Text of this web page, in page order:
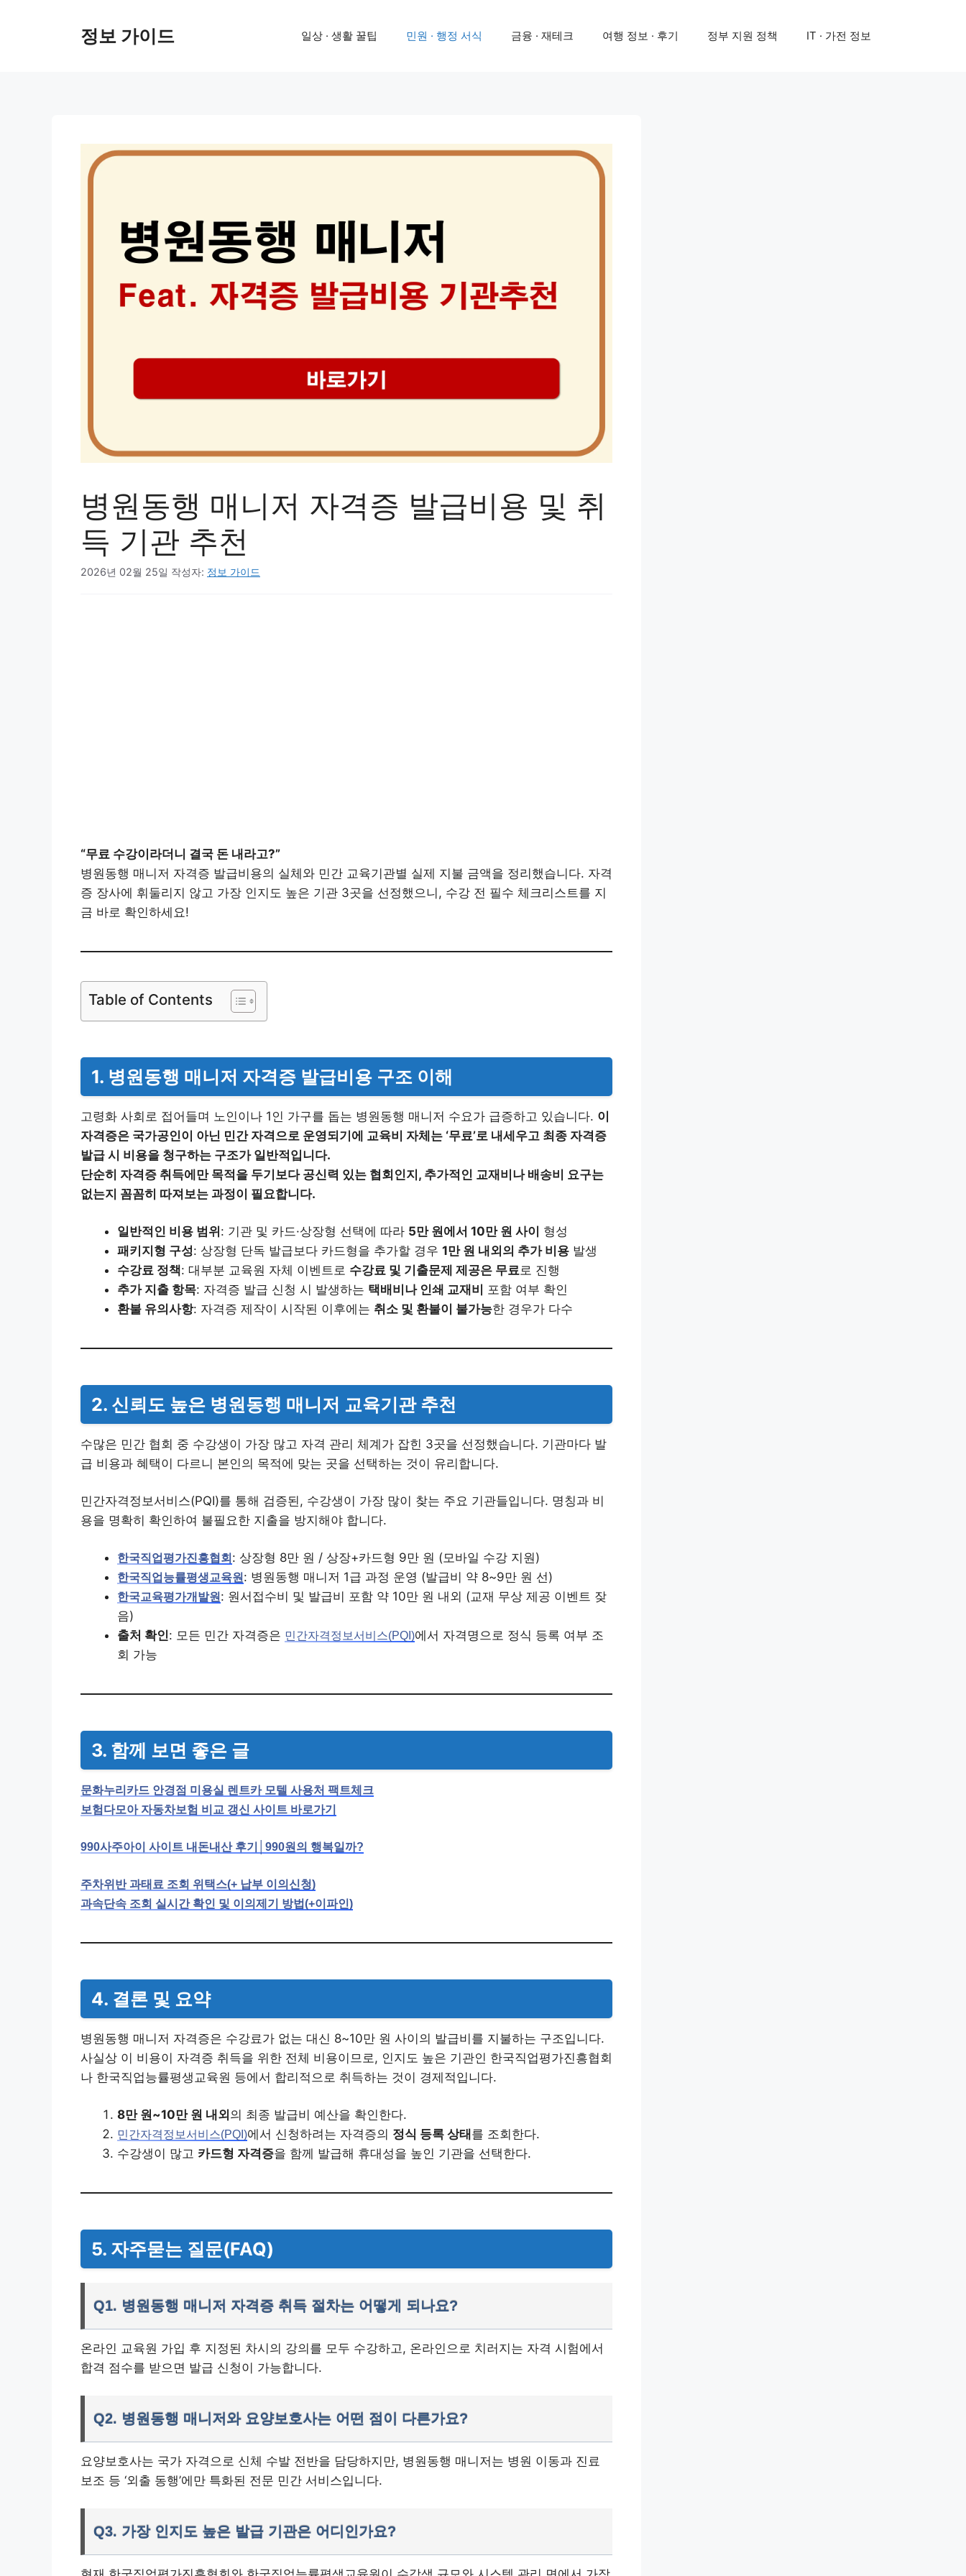
정보 가이드 일상 · 생활 꿀팁 민원 · 행정 서식 금융 · 재테크 여행 정보 · 후기 정부 지원 정책 IT · 가전 정보
병원동행 매니저 자격증 발급비용 및 취
득 기관 추천
2026년 02월 25일 작성자: 정보 가이드
“무료 수강이라더니 결국 돈 내라고?”
병원동행 매니저 자격증 발급비용의 실체와 민간 교육기관별 실제 지불 금액을 정리했습니다. 자격
증 장사에 휘둘리지 않고 가장 인지도 높은 기관 3곳을 선정했으니, 수강 전 필수 체크리스트를 지
금 바로 확인하세요!
Table of Contents
1. 병원동행 매니저 자격증 발급비용 구조 이해
고령화 사회로 접어들며 노인이나 1인 가구를 돕는 병원동행 매니저 수요가 급증하고 있습니다. 이
자격증은 국가공인이 아닌 민간 자격으로 운영되기에 교육비 자체는 ‘무료’로 내세우고 최종 자격증
발급 시 비용을 청구하는 구조가 일반적입니다.
단순히 자격증 취득에만 목적을 두기보다 공신력 있는 협회인지, 추가적인 교재비나 배송비 요구는
없는지 꼼꼼히 따져보는 과정이 필요합니다.
일반적인 비용 범위 : 기관 및 카드·상장형 선택에 따라 5만 원에서 10만 원 사이
형성
패키지형 구성: 상장형 단독 발급보다 카드형을 추가할 경우 1만 원 내외의 추가 비용 발생
수강료 정책: 대부분 교육원 자체 이벤트로 수강료 및 기출문제 제공은 무료로 진행
추가 지출 항목: 자격증 발급 신청 시 발생하는 택배비나 인쇄 교재비
포함 여부 확인
환불 유의사항: 자격증 제작이 시작된 이후에는 취소 및 환불이 불가능한 경우가 다수
2. 신뢰도 높은 병원동행 매니저 교육기관 추천
수많은 민간 협회 중 수강생이 가장 많고 자격 관리 체계가 잡힌 3곳을 선정했습니다. 기관마다 발
급 비용과 혜택이 다르니 본인의 목적에 맞는 곳을 선택하는 것이 유리합니다.
민간자격정보서비스(PQI)를 통해 검증된, 수강생이 가장 많이 찾는 주요 기관들입니다. 명칭과 비
용을 명확히 확인하여 불필요한 지출을 방지해야 합니다.
한국직업평가진흥협회 : 상장형 8만 원 / 상장+카드형 9만 원 (모바일 수강 지원)
한국직업능률평생교육원 : 병원동행 매니저 1급 과정 운영 (발급비 약 8~9만 원 선)
한국교육평가개발원 : 원서접수비 및 발급비 포함 약 10만 원 내외 (교재 무상 제공 이벤트 잦
음)
출처 확인: 모든 민간 자격증은 민간자격정보서비스(PQI)에서 자격명으로 정식 등록 여부 조
회 가능
3. 함께 보면 좋은 글
문화누리카드 안경점 미용실 렌트카 모텔 사용처 팩트체크
보험다모아 자동차보험 비교 갱신 사이트 바로가기
990사주아이 사이트 내돈내산 후기│990원의 행복일까?
주차위반 과태료 조회 위택스(+ 납부 이의신청)
과속단속 조회 실시간 확인 및 이의제기 방법(+이파인)
4. 결론 및 요약
병원동행 매니저 자격증은 수강료가 없는 대신 8~10만 원 사이의 발급비를 지불하는 구조입니다.
사실상 이 비용이 자격증 취득을 위한 전체 비용이므로, 인지도 높은 기관인 한국직업평가진흥협회
나 한국직업능률평생교육원 등에서 합리적으로 취득하는 것이 경제적입니다.
8만 원~10만 원 내외 의 최종 발급비 예산을 확인한다.
민간자격정보서비스(PQI)에서 신청하려는 자격증의 정식 등록 상태 를 조회한다.
수강생이 많고 카드형 자격증을 함께 발급해 휴대성을 높인 기관을 선택한다.
5. 자주묻는 질문(FAQ)
Q1. 병원동행 매니저 자격증 취득 절차는 어떻게 되나요?
온라인 교육원 가입 후 지정된 차시의 강의를 모두 수강하고, 온라인으로 치러지는 자격 시험에서
합격 점수를 받으면 발급 신청이 가능합니다.
Q2. 병원동행 매니저와 요양보호사는 어떤 점이 다른가요?
요양보호사는 국가 자격으로 신체 수발 전반을 담당하지만, 병원동행 매니저는 병원 이동과 진료
보조 등 ‘외출 동행’에만 특화된 전문 민간 서비스입니다.
Q3. 가장 인지도 높은 발급 기관은 어디인가요?